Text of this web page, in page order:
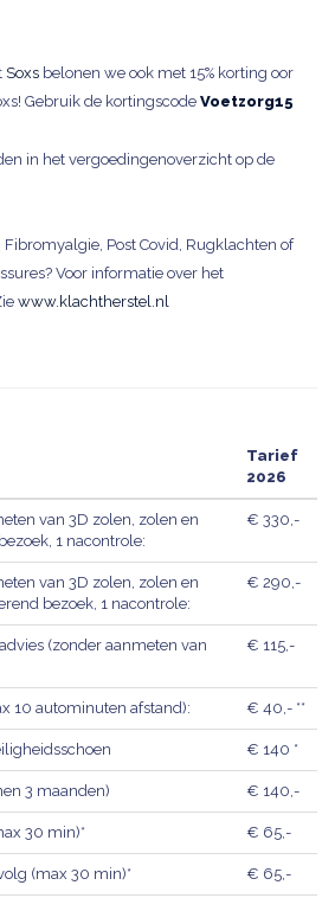
Soxs belonen we ook met 15% korting oor
Gebruik de kortingscode Voetzorg15
in het vergoedingenoverzicht op de
Post Covid, Rugklachten of
Voor informatie over het
www.klachtherstel.nl
Tarief
2026
van 3D zolen, zolen en
1 nacontrole:
€ 330,-
van 3D zolen, zolen en
bezoek, 1 nacontrole:
€ 290,-
(zonder aanmeten van
€ 115,-
10 autominuten afstand): € 40,- **
€ 140 *
3 maanden) € 140,-
30 min)* € 65,-
(max 30 min)* € 65,-